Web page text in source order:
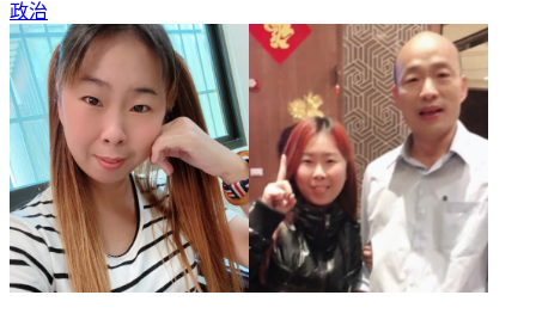
政治